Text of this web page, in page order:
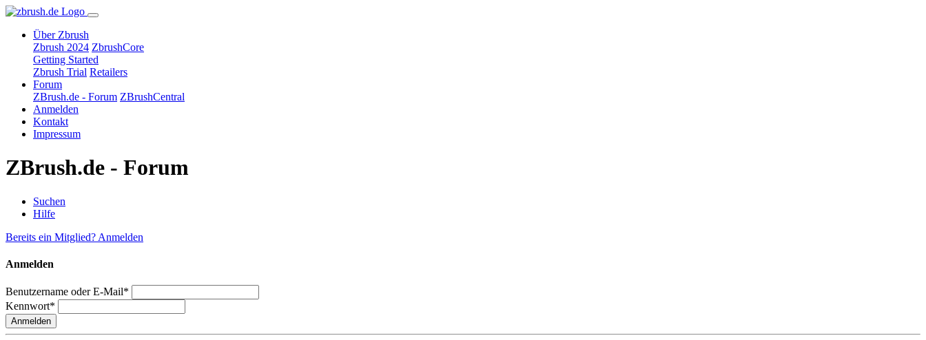
Über Zbrush
Zbrush 2024 ZbrushCore
Getting Started
Zbrush Trial Retailers
Forum
ZBrush.de - Forum ZBrushCentral
Anmelden
Kontakt
Impressum
ZBrush.de - Forum
Suchen
Hilfe
Bereits ein Mitglied? Anmelden
Anmelden
Benutzername oder E-Mail*
Kennwort*
Anmelden